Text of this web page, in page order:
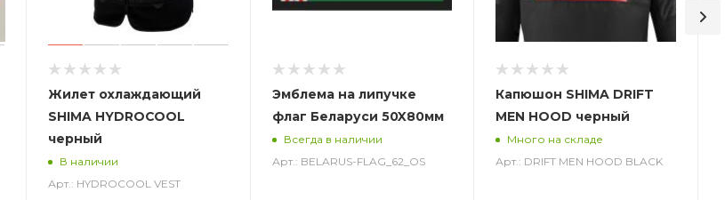
Жилет охлаждающий
SHIMA HYDROCOOL
черный
В наличии
Арт.: HYDROCOOL VEST
Эмблема на липучке
флаг Беларуси 50X80мм
Всегда в наличии
Арт.: BELARUS-FLAG_62_OS
Капюшон SHIMA DRIFT
MEN HOOD черный
Много на складе
Арт.: DRIFT MEN HOOD BLACK